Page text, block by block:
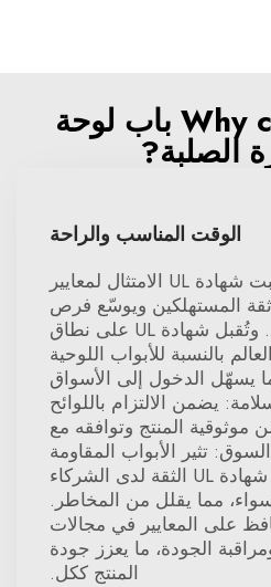
Why choose XZIC باب لوحة
الصلبة?
الوقت المناسب والراحة
سلامة المنتج: تُثبت شهادة UL الامتثال لمعايير
ثقة المستهلكين ويوسّع فرص
الوصول إلى الأسواق. وتُقبل شهادة UL على نطاق
بالنسبة للأبواب اللوحية
يسهّل الدخول إلى الأسواق
يضمن الالتزام باللوائح
موثوقية المنتج وتوافقه مع
تثير الأبواب المقاومة
للحريق الحاصلة على شهادة UL الثقة لدى الشركاء
مما يقلل من المخاطر.
على المعايير في مجالات
الجودة، ما يعزز جودة
المنتج ككل.